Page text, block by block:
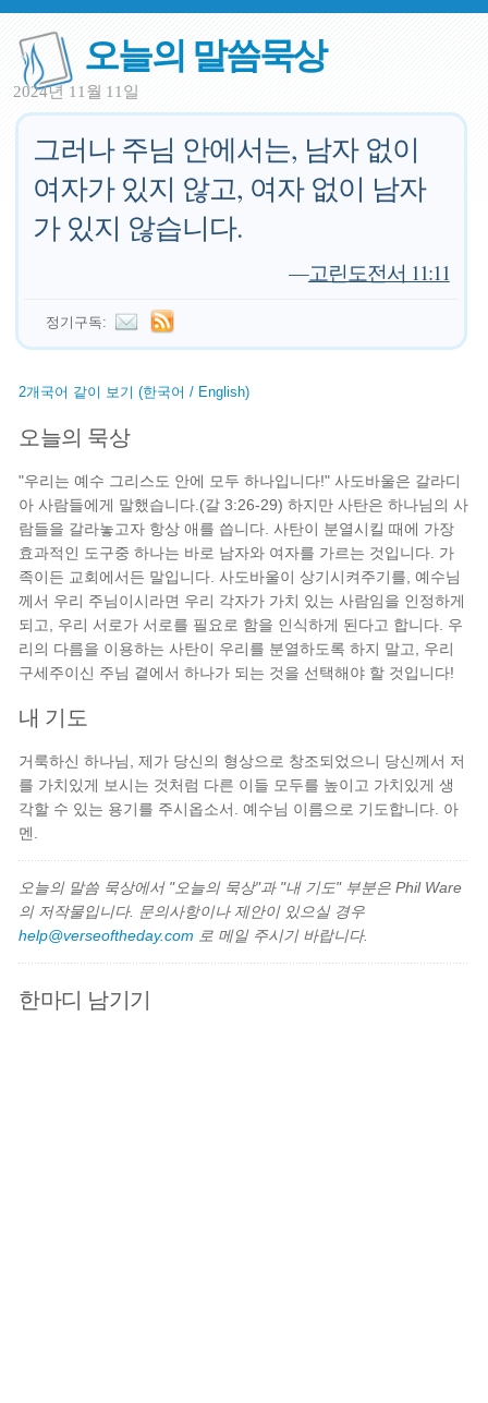
오늘의 말씀묵상
2024년 11월 11일
그러나 주님 안에서는, 남자 없이
여자가 있지 않고, 여자 없이 남자
가 있지 않습니다.
—고린도전서 11:11
정기구독:
2개국어 같이 보기 (한국어 / English)
오늘의 묵상
"우리는 예수 그리스도 안에 모두 하나입니다!" 사도바울은 갈라디
아 사람들에게 말했습니다.(갈 3:26-29) 하지만 사탄은 하나님의 사
람들을 갈라놓고자 항상 애를 씁니다. 사탄이 분열시킬 때에 가장
효과적인 도구중 하나는 바로 남자와 여자를 가르는 것입니다. 가
족이든 교회에서든 말입니다. 사도바울이 상기시켜주기를, 예수님
께서 우리 주님이시라면 우리 각자가 가치 있는 사람임을 인정하게
되고, 우리 서로가 서로를 필요로 함을 인식하게 된다고 합니다. 우
리의 다름을 이용하는 사탄이 우리를 분열하도록 하지 말고, 우리
구세주이신 주님 곁에서 하나가 되는 것을 선택해야 할 것입니다!
내 기도
거룩하신 하나님, 제가 당신의 형상으로 창조되었으니 당신께서 저
를 가치있게 보시는 것처럼 다른 이들 모두를 높이고 가치있게 생
각할 수 있는 용기를 주시옵소서. 예수님 이름으로 기도합니다. 아
멘.
오늘의 말씀 묵상에서 "오늘의 묵상"과 "내 기도" 부분은 Phil Ware
의 저작물입니다. 문의사항이나 제안이 있으실 경우
help@verseoftheday.com 로 메일 주시기 바랍니다.
한마디 남기기